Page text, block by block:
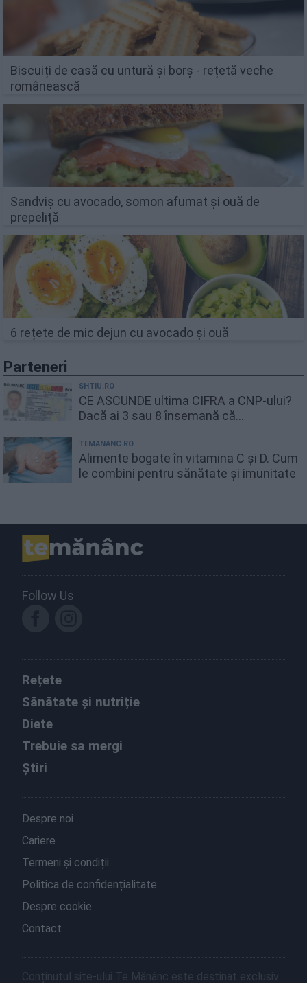
Biscuiți de casă cu untură și borș - rețetă veche
românească
Sandviș cu avocado, somon afumat și ouă de
prepeliță
6 rețete de mic dejun cu avocado și ouă
Parteneri
SHTIU.RO
CE ASCUNDE ultima CIFRA a CNP-ului?
Dacă ai 3 sau 8 însemană că...
TEMANANC.RO
Alimente bogate în vitamina C și D. Cum
le combini pentru sănătate și imunitate
Follow Us
Rețete
Sănătate și nutriție
Diete
Trebuie sa mergi
Știri
Despre noi
Cariere
Termeni și condiții
Politica de confidențialitate
Despre cookie
Contact
Conținutul site-ului Te Mănânc este destinat exclusiv